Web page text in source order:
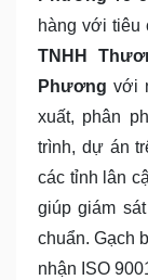
hàng với tiêu
TNHH
Phương với
xuất, phân
trình, dự án
các tỉnh lân
giúp giám
chuẩn. Gạch
nhận ISO